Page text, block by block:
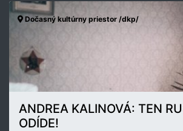
Dočasný kultúrny priestor /dkp/
ANDREA KALINOVÁ: TEN
ODÍDE!